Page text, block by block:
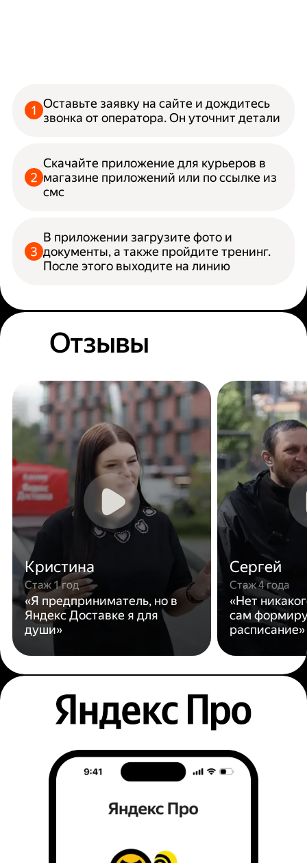
Оставьте заявку на сайте и дождитесь
звонка от оператора. Он уточнит детали
Скачайте приложение для курьеров в
магазине приложений или по ссылке из
смс
В приложении загрузите фото и
документы, а также пройдите тренинг.
После этого выходите на линию
Отзывы
Кристина
Стаж 1 год
«Я предприниматель, но в
Яндекс Доставке я для
души»
Сергей
Стаж 4 года
«Нет
сам
расписание»